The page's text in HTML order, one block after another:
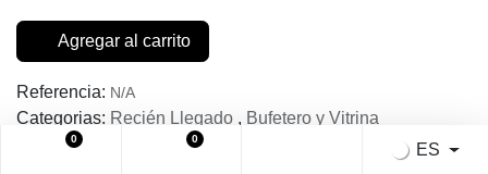
ES
Agregar al carrito
Referencia: N/A
Categorias: Recién Llegado , Bufetero y Vitrina